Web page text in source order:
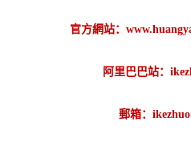
官方網站：
阿里巴巴站：
郵箱：